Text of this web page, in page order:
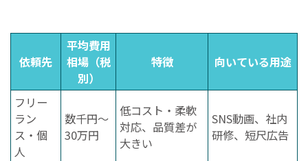
依頼先
平均費用
相場（税
別）
特徴 向いている用途
フリー
ラン
ス・個
人
数千円〜
30万円
低コスト・柔軟
対応、品質差が
大きい
SNS動画、社内
研修、短尺広告